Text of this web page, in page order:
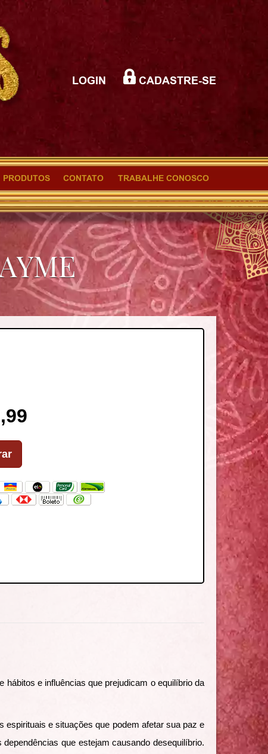
LOGIN CADASTRE-SE
PRODUTOS CONTATO TRABALHE CONOSCO
e influências que prejudicam o equilíbrio da
espirituais e situações que podem afetar sua paz e
que estejam causando desequilíbrio.